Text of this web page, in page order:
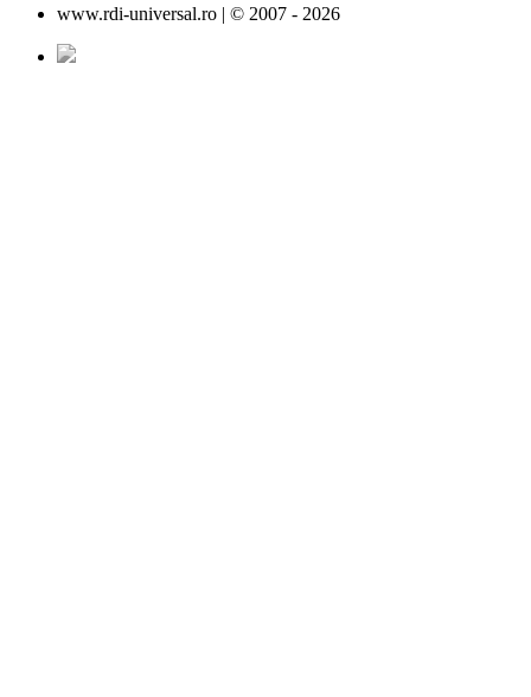
www.rdi-universal.ro | © 2007 - 2026